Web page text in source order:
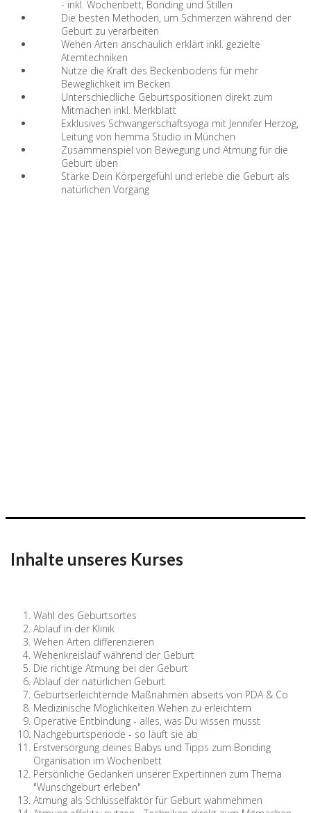
- inkl. Wochenbett, Bonding und Stillen
Die besten Methoden, um Schmerzen während der
Geburt zu verarbeiten
Wehen Arten anschaulich erklärt inkl. gezielte
Atemtechniken
Nutze die Kraft des Beckenbodens für mehr
Beweglichkeit im Becken
Unterschiedliche Geburtspositionen direkt zum
Mitmachen inkl. Merkblatt
Exklusives Schwangerschaftsyoga mit Jennifer Herzog,
Leitung von hemma Studio in München
Zusammenspiel von Bewegung und Atmung für die
Geburt üben
Stärke Dein Körpergefühl und erlebe die Geburt als
natürlichen Vorgang
Inhalte unseres Kurses
Wahl des Geburtsortes
Ablauf in der Klinik
Wehen Arten differenzieren
Wehenkreislauf während der Geburt
Die richtige Atmung bei der Geburt
Ablauf der natürlichen Geburt
Geburtserleichternde Maßnahmen abseits von PDA & Co
Medizinische Möglichkeiten Wehen zu erleichtern
Operative Entbindung - alles, was Du wissen musst
Nachgeburtsperiode - so läuft sie ab
Erstversorgung deines Babys und Tipps zum Bonding
Organisation im Wochenbett
Persönliche Gedanken unserer Expertinnen zum Thema
"Wunschgeburt erleben"
Atmung als Schlüsselfaktor für Geburt wahrnehmen